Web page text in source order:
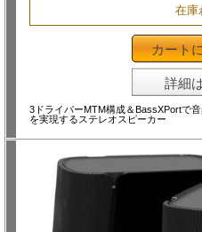
在庫
カート
詳細
3ドライバーMTM構成＆BassXPortで
を実現するステレオスピーカー